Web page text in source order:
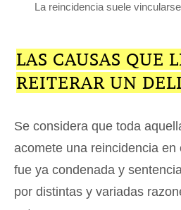
La reincidencia suele
LAS CAUSAS QUE
REITERAR UN
Se considera que toda
acomete una reincidencia en
fue ya condenada y
por distintas y variadas